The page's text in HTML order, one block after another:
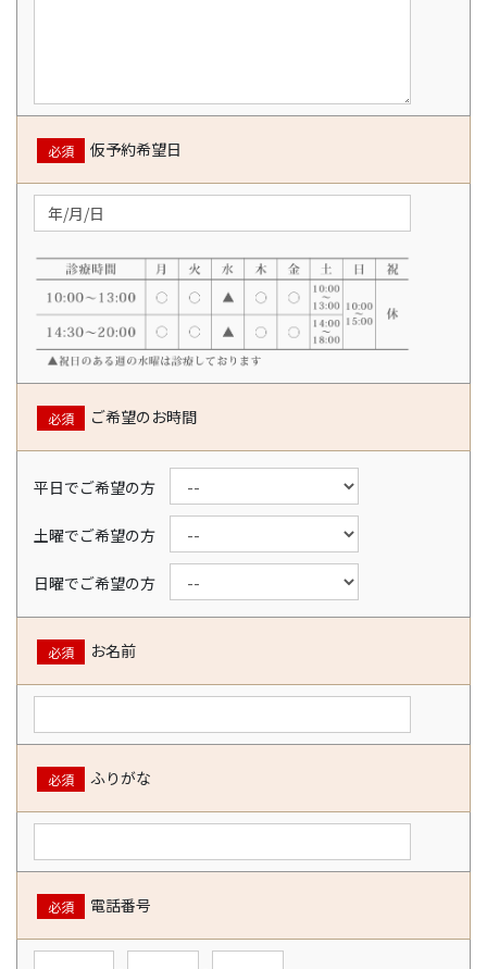
必須 仮予約希望日
必須 ご希望のお時間
平日でご希望の方
土曜でご希望の方
日曜でご希望の方
必須 お名前
必須 ふりがな
必須 電話番号